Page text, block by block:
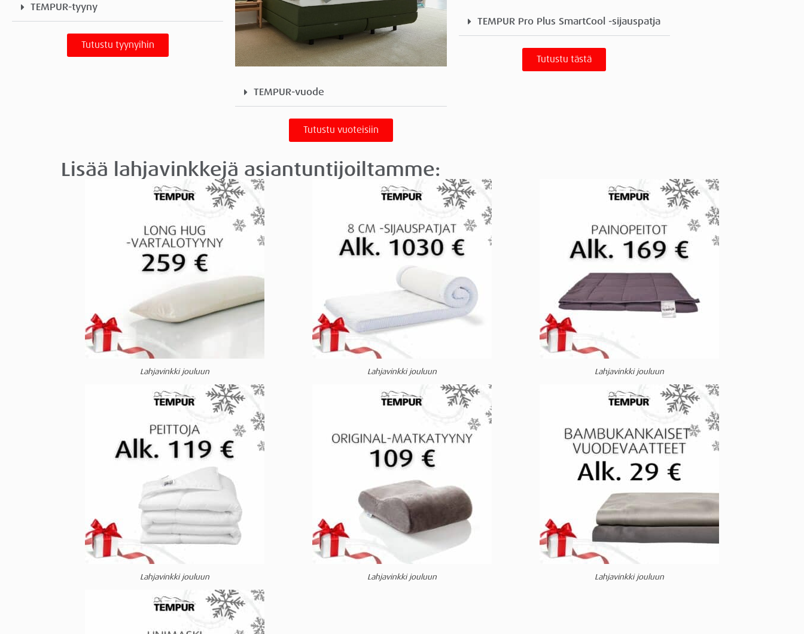
TEMPUR-tyyny
Tutustu tyynyihin
TEMPUR-vuode
Tutustu vuoteisiin
TEMPUR Pro Plus SmartCool -sijauspatja
Tutustu tästä
Lisää lahjavinkkejä asiantuntijoiltamme:
Lahjavinkki jouluun Lahjavinkki jouluun Lahjavinkki jouluun
Lahjavinkki jouluun Lahjavinkki jouluun Lahjavinkki jouluun